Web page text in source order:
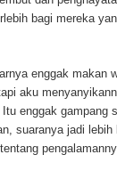
bagi mereka
enggak
aku
enggak
suaranya jadi